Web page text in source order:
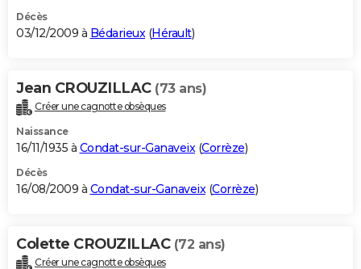
Décès
03/12/2009 à Bédarieux(Hérault)
Jean CROUZILLAC (73 ans)
Créer une cagnotte obsèques
Naissance
16/11/1935 à Condat-sur-Ganaveix(Corrèze)
Décès
16/08/2009 à Condat-sur-Ganaveix(Corrèze)
Colette CROUZILLAC (72 ans)
Créer une cagnotte obsèques